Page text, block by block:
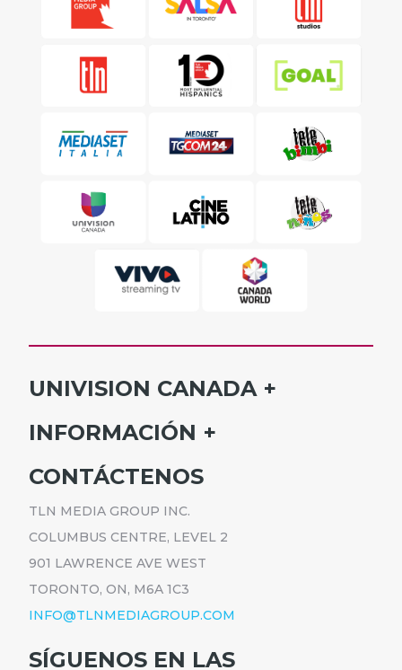
UNIVISION CANADA
INICIO
PROGRAMAS
INFORMACIÓN
SUSCRÍBETE
CARRERAS
POLÍTICA DE PRIVACIDAD
ACCESIBILIDAD
CONTÁCTENOS
TLN MEDIA GROUP INC.
COLUMBUS CENTRE, LEVEL 2
901 LAWRENCE AVE WEST
TORONTO, ON, M6A 1C3
INFO@TLNMEDIAGROUP.COM
SÍGUENOS EN LAS